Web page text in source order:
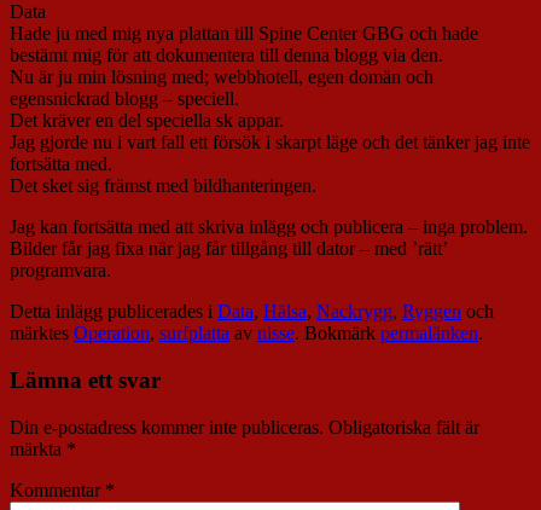
Data
Hade ju med mig nya plattan till Spine Center GBG och hade
bestämt mig för att dokumentera till denna blogg via den.
Nu är ju min lösning med; webbhotell, egen domän och
egensnickrad blogg – speciell.
Det kräver en del speciella sk appar.
Jag gjorde nu i vart fall ett försök i skarpt läge och det tänker jag inte
fortsätta med.
Det sket sig främst med bildhanteringen.
Jag kan fortsätta med att skriva inlägg och publicera – inga problem.
Bilder får jag fixa när jag får tillgång till dator – med ’rätt’
programvara.
Detta inlägg publicerades i Data, Hälsa, Nackrygg, Ryggen och
märktes Operation, surfplatta av nisse. Bokmärk permalänken.
Lämna ett svar
Din e-postadress kommer inte publiceras. Obligatoriska fält är
märkta *
Kommentar *